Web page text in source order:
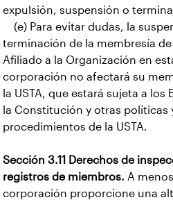
expulsión, suspensión o
(e) Para evitar dudas, la
terminación de la membresía
Afiliado a la Organización en
corporación no afectará su
la USTA, que estará sujeta a los
la Constitución y otras políticas
procedimientos de la USTA.
Sección 3.11 Derechos de
registros de miembros. A
corporación proporcione una